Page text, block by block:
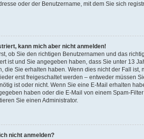
oder der Benutzername, mit dem Sie sich
kann mich aber nicht anmelden!
ob Sie den richtigen Benutzernamen und das
ist und Sie angegeben haben, dass Sie unter 13
die Sie erhalten haben. Wenn dies nicht der Fall
erst freigeschaltet werden – entweder müssen
ist oder nicht. Wenn Sie eine E-Mail erhalten
haben oder die E-Mail von einem Spam-
Sie einen Administrator.
nicht anmelden?